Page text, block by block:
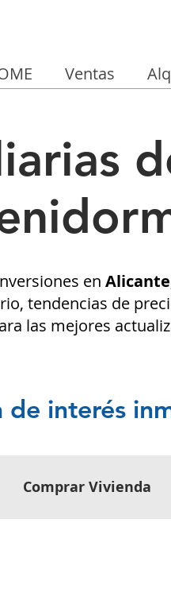
Ventas
en
tendencias de
las mejores
de interés
Comprar Vivienda